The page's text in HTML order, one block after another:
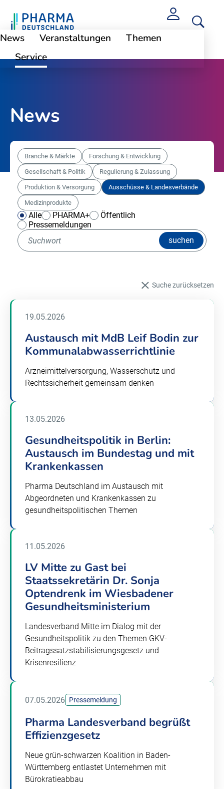
News Veranstaltungen
Themen
Service
News
Branche & Märkte Forschung & Entwicklung
Gesellschaft & Politik Regulierung & Zulassung
Produktion & Versorgung Ausschüsse & Landesverbände
Medizinprodukte
Alle PHARMA+
Öffentlich
Pressemeldungen
suchen
Suche zurücksetzen
19.05.2026
Austausch mit MdB Leif Bodin zur
Kommunalabwasserrichtlinie
Arzneimittelversorgung, Wasserschutz und
Rechtssicherheit gemeinsam denken
13.05.2026
Gesundheitspolitik in Berlin:
Austausch im Bundestag und mit
Krankenkassen
Pharma Deutschland im Austausch mit
Abgeordneten und Krankenkassen zu
gesundheitspolitischen Themen
11.05.2026
LV Mitte zu Gast bei
Staatssekretärin Dr. Sonja
Optendrenk im Wiesbadener
Gesundheitsministerium
Landesverband Mitte im Dialog mit der
Gesundheitspolitik zu den Themen GKV-
Beitragssatzstabilisierungsgesetz und
Krisenresilienz
07.05.2026 Pressemeldung
Pharma Landesverband begrüßt
Effizienzgesetz
Neue grün-schwarzen Koalition in Baden-
Württemberg entlastet Unternehmen mit
Bürokratieabbau